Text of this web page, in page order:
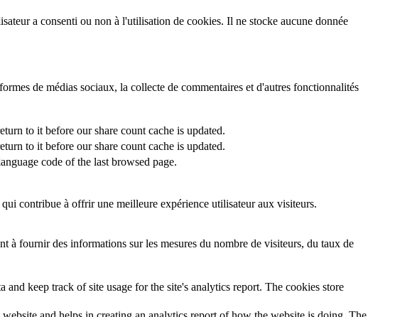
a consenti ou non à l'utilisation de cookies. Il ne stocke aucune donnée
de médias sociaux, la collecte de commentaires et d'autres fonctionnalités
to it before our share count cache is updated.
to it before our share count cache is updated.
code of the last browsed page.
contribue à offrir une meilleure expérience utilisateur aux visiteurs.
à fournir des informations sur les mesures du nombre de visiteurs, du taux de
keep track of site usage for the site's analytics report. The cookies store